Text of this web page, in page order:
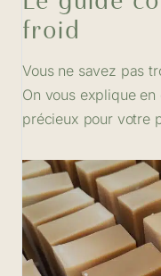
froid
Vous ne savez pas
On vous explique en
précieux pour votre